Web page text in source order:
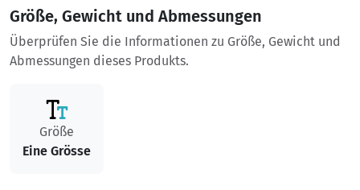
Größe, Gewicht und Abmessungen
Überprüfen Sie die Informationen zu Größe, Gewicht und
Abmessungen dieses Produkts.
Größe
Eine Grösse